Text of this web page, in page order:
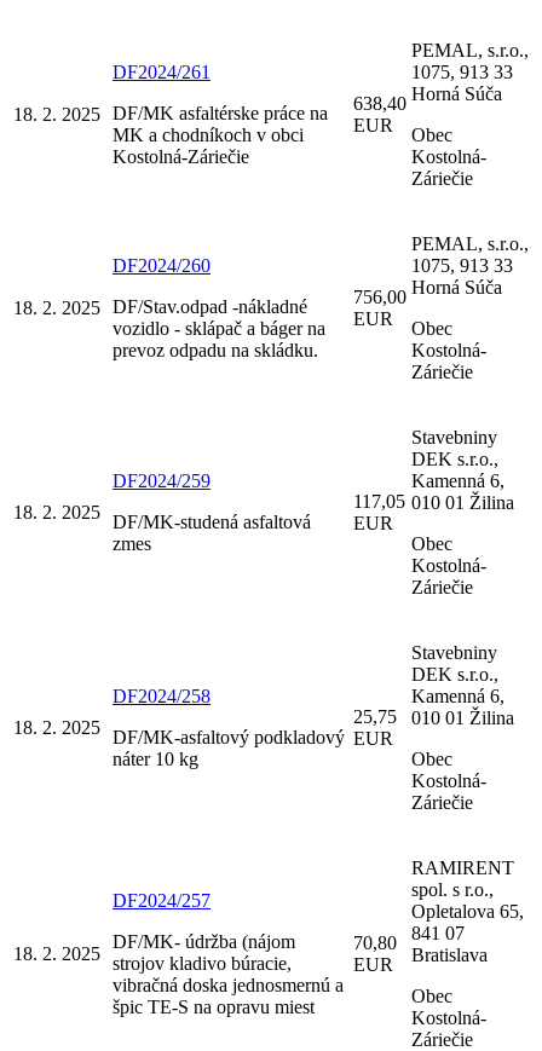
18. 2. 2025
DF2024/261
DF/MK asfaltérske práce na
MK a chodníkoch v obci
Kostolná-Záriečie
638,40
EUR
PEMAL, s.r.o.,
1075, 913 33
Horná Súča
Obec
Kostolná-
Záriečie
18. 2. 2025
DF2024/260
DF/Stav.odpad -nákladné
vozidlo - sklápač a báger na
prevoz odpadu na skládku.
756,00
EUR
PEMAL, s.r.o.,
1075, 913 33
Horná Súča
Obec
Kostolná-
Záriečie
18. 2. 2025
DF2024/259
DF/MK-studená asfaltová
zmes
117,05
EUR
Stavebniny
DEK s.r.o.,
Kamenná 6,
010 01 Žilina
Obec
Kostolná-
Záriečie
18. 2. 2025
DF2024/258
DF/MK-asfaltový podkladový
náter 10 kg
25,75
EUR
Stavebniny
DEK s.r.o.,
Kamenná 6,
010 01 Žilina
Obec
Kostolná-
Záriečie
18. 2. 2025
DF2024/257
DF/MK- údržba (nájom
strojov kladivo búracie,
vibračná doska jednosmernú a
špic TE-S na opravu miest
70,80
EUR
RAMIRENT
spol. s r.o.,
Opletalova 65,
841 07
Bratislava
Obec
Kostolná-
Záriečie